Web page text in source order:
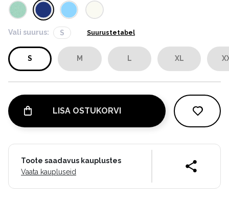
Vali suurus: S Suurustetabel
S M L XL
LISA OSTUKORVI
Toote saadavus kauplustes
Vaata kaupluseid